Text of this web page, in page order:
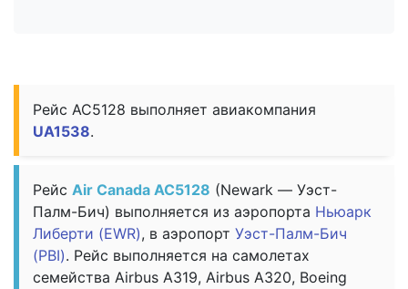
Рейс AC5128 выполняет авиакомпания
UA1538.
Рейс Air Canada AC5128 (Newark — Уэст-
Палм-Бич) выполняется из аэропорта Ньюарк
Либерти (EWR), в аэропорт Уэст-Палм-Бич
(PBI). Рейс выполняется на самолетах
семейства Airbus A319, Airbus A320, Boeing